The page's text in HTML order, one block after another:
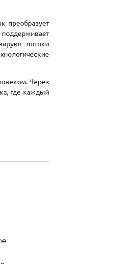
преобразует
потоки
Через
где каждый